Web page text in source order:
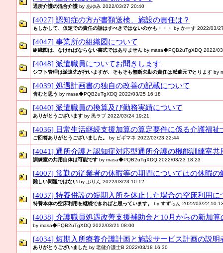
通所介護の混合介護by あゆみ 2022/03/27 20:40
[4027] 認知症の方が書類送検、施設の責任は？
もしかして、仮定での責任の話はすべきではないのかも・・・ by かーず 2022/03/
[4047] 事業所の組織図について
組織図は、なければならない書式ではありませんby masa◆PQB2uTgXDQ 2022/
[4048] 派遣職員についてお聞きします
シフト管理は派遣先が行いますが、そもそも無断欠勤の責任は派遣元でとりますby
[4039] 処遇計画書の独自の改善の記載について
含むと思う by masa◆PQB2uTgXDQ 2022/03/25 16:18
[4040] 派遣職員の換算及び勤務実績について
ありがとうございますby 黒ラブ 2022/03/24 19:21
[4036] 日常生活継続支援加算の算定要件に係る介護福祉
ご回答ありがとうございました。 by ビギマネ 2022/03/23 22:44
[4041] 通所介護と認知症対応型通所介護の機能訓練室共
訓練室の共用自体は可能ですby masa◆PQB2uTgXDQ 2022/03/23 18:23
[4007] 常勤の従業者の休暇等の期間についてはの休暇の
難しい問題ではないby ぷりん 2022/03/23 10:12
[4037] 特養併設の短期入所を休止した場合の空床利用に
特養本体の空床利用を継続できればと思っています。 by すずらん 2022/03/22
[4038] 介護職員処遇改善支援補助金と10月からの新加
by masa◆PQB2uTgXDQ 2022/03/21 08:00
[4034] 短期入所療養介護計画と施設サービス計画の説明
ありがとうございました by 老健介護士B 2022/03/18 16:30